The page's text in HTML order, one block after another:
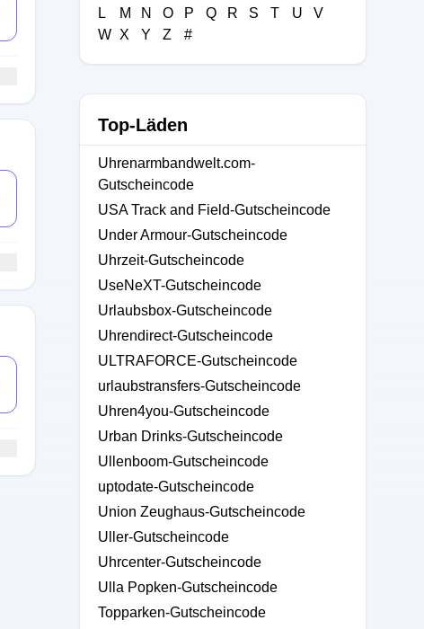
L
M N O P Q R S T U
V
W X Y Z #
Top-Läden
Uhrenarmbandwelt.com-
Gutscheincode
USA Track and Field-Gutscheincode
Under Armour-Gutscheincode
Uhrzeit-Gutscheincode
UseNeXT-Gutscheincode
Urlaubsbox-Gutscheincode
Uhrendirect-Gutscheincode
ULTRAFORCE-Gutscheincode
urlaubstransfers-Gutscheincode
Uhren4you-Gutscheincode
Urban Drinks-Gutscheincode
Ullenboom-Gutscheincode
uptodate-Gutscheincode
Union Zeughaus-Gutscheincode
Uller-Gutscheincode
Uhrcenter-Gutscheincode
Ulla Popken-Gutscheincode
Topparken-Gutscheincode